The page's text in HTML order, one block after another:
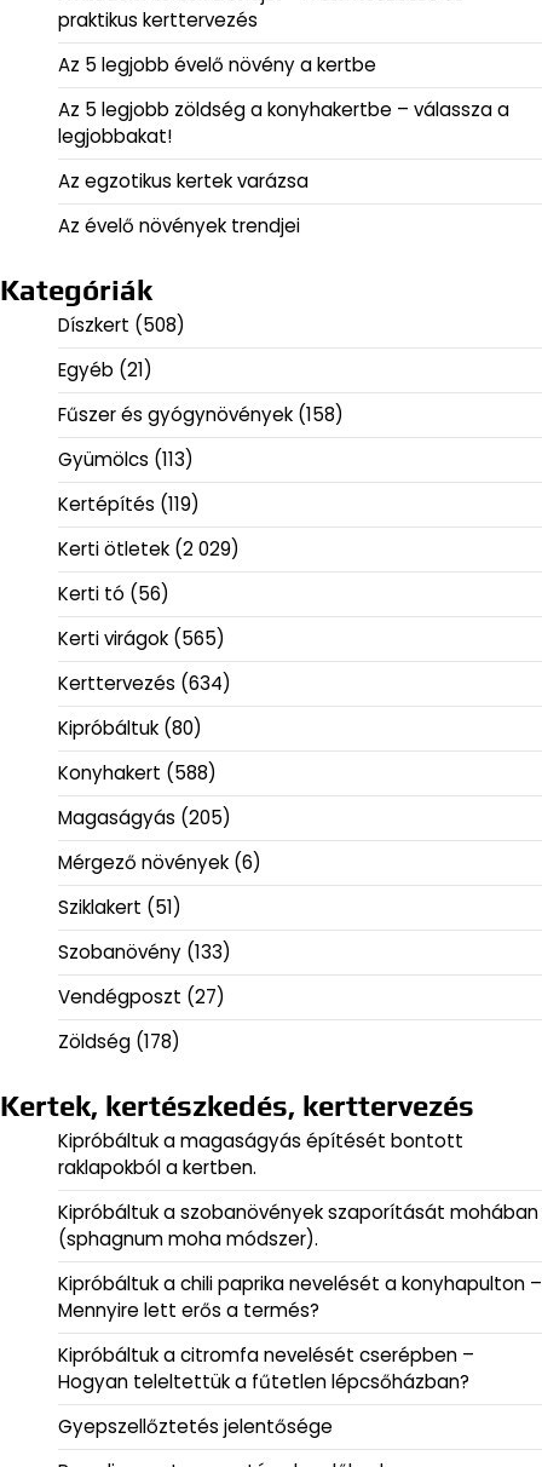
praktikus kerttervezés
Az 5 legjobb évelő növény a kertbe
Az 5 legjobb zöldség a konyhakertbe – válassza a
legjobbakat!
Az egzotikus kertek varázsa
Az évelő növények trendjei
Kategóriák
Díszkert (508)
Egyéb (21)
Fűszer és gyógynövények (158)
Gyümölcs (113)
Kertépítés (119)
Kerti ötletek (2 029)
Kerti tó (56)
Kerti virágok (565)
Kerttervezés (634)
Kipróbáltuk (80)
Konyhakert (588)
Magaságyás (205)
Mérgező növények (6)
Sziklakert (51)
Szobanövény (133)
Vendégposzt (27)
Zöldség (178)
Kertek, kertészkedés, kerttervezés
Kipróbáltuk a magaságyás építését bontott
raklapokból a kertben.
Kipróbáltuk a szobanövények szaporítását mohában
(sphagnum moha módszer).
Kipróbáltuk a chili paprika nevelését a konyhapulton –
Mennyire lett erős a termés?
Kipróbáltuk a citromfa nevelését cserépben –
Hogyan teleltettük a fűtetlen lépcsőházban?
Gyepszellőztetés jelentősége